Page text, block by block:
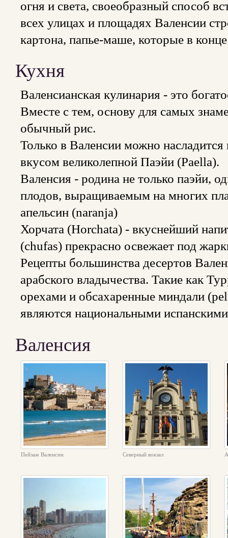
огня и света, своеобразный способ
всех улицах и площадях Валенсии
картона, папье-маше, которые в
Кухня
Валенсианская кулинария - это
Вместе с тем, основу для самых
обычный рис.
Только в Валенсии можно
вкусом великолепной Паэйи (Paella).
Валенсия - родина не только паэйи,
плодов, выращиваемым на многих
апельсин (naranja)
Хорчата (Horchata) - вкуснейший
(chufas) прекрасно освежает под
Рецепты большинства десертов
арабского владычества. Такие как
орехами и обсахаренные миндали
являются национальными
Валенсия
Пейзаж Валенсии Северный вокзал